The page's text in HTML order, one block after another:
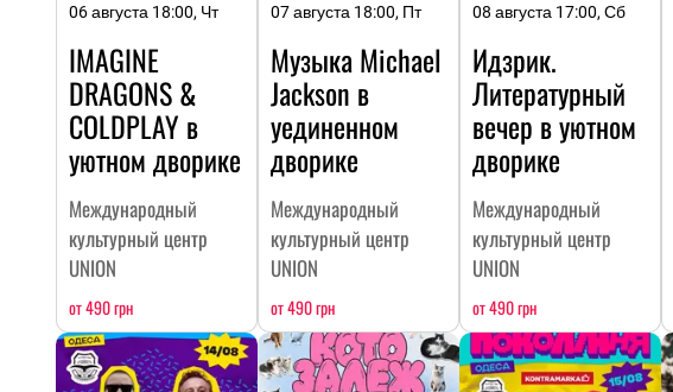
06 августа 18:00, Чт
IMAGINE
DRAGONS &
COLDPLAY в
уютном дворике
Международный
культурный центр
UNION
от 490 грн
07 августа 18:00, Пт
Музыка Michael
Jackson в
уединенном
дворике
Международный
культурный центр
UNION
от 490 грн
08 августа 17:00, Сб
Идзрик.
Литературный
вечер в уютном
дворике
Международный
культурный центр
UNION
от 490 грн